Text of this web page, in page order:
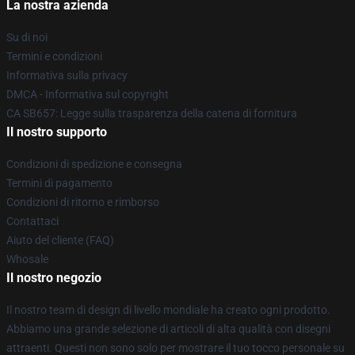
La nostra azienda
Su di noi
Termini e condizioni
Informativa sulla privacy
DMCA - Informativa sul copyright
CA SB657: Legge sulla trasparenza della catena di fornitura
Il nostro supporto
Condizioni di spedizione e consegna
Termini di pagamento
Condizioni di ritorno e rimborso
Contattaci
Aiuto del cliente (FAQ)
Whosale
Il nostro negozio
Il nostro team di design di livello mondiale ha creato ogni prodotto.
Abbiamo una grande selezione di articoli di alta qualità con disegni
attraenti. Questi non sono solo per mostrare il tuo tocco personale su